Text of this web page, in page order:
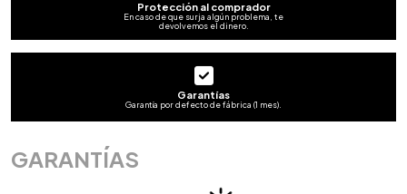
Protección al comprador
En caso de que surja algún problema, te
devolvemos el dinero.
Garantías
Garantía por defecto de fábrica (1 mes).
GARANTÍAS